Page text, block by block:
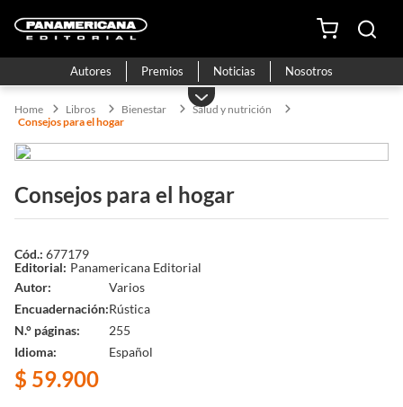
Autores Premios Noticias Nosotros
Libros Bienestar
Salud y nutrición
Consejos para el hogar
Consejos para el hogar
Panamericana Editorial
677179
Autor
Encuadernación
N.° páginas
Idioma
Varios
Rústica
255
Español
$ 59.900